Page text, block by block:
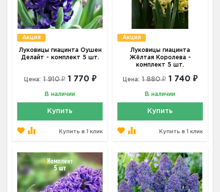
Акция
Луковицы гиацинта Оушен
Делайт - комплект 5 шт.
Цена: 1 910 ₽ 1 770 ₽
В наличии
Купить
Купить в 1 клик
Акция
Луковицы гиацинта
Жёлтая Королева -
комплект 5 шт.
Цена: 1 880 ₽ 1 740 ₽
В наличии
Купить
Купить в 1 клик